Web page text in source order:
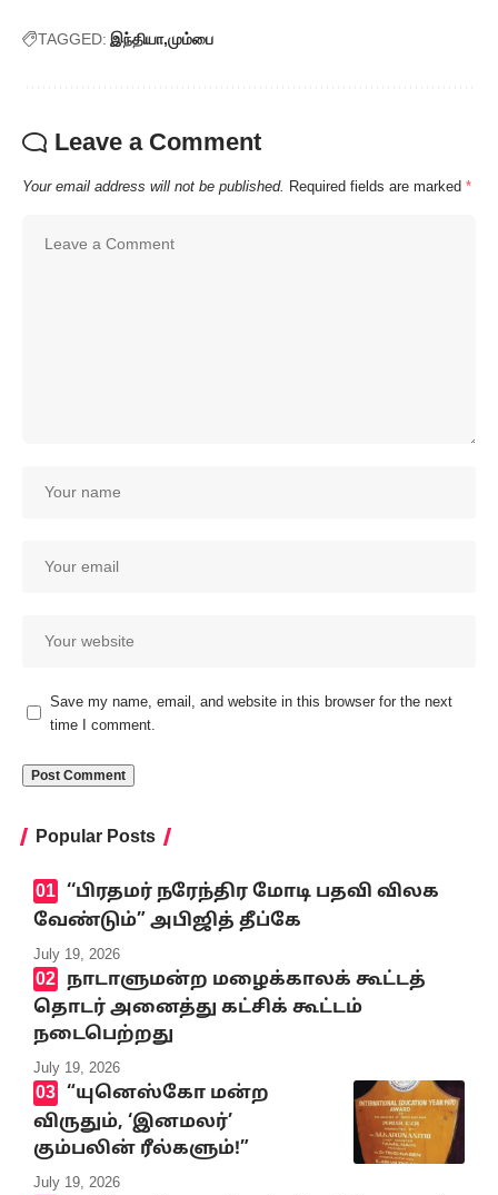
TAGGED: இந்தியா மும்பை
Leave a Comment
Your email address will not be published. Required fields are marked *
Save my name, email, and website in this browser for the next
time I comment.
Popular Posts
‘‘பிரதமர் நரேந்திர மோடி பதவி விலக
வேண்டும்” அபிஜித் தீப்கே
July 19, 2026
நாடாளுமன்ற மழைக்காலக் கூட்டத்
தொடர் அனைத்து கட்சிக் கூட்டம்
நடைபெற்றது
July 19, 2026
“யுனெஸ்கோ மன்ற
விருதும், ‘இனமலர்’
கும்பலின் ரீல்களும்!”
July 19, 2026